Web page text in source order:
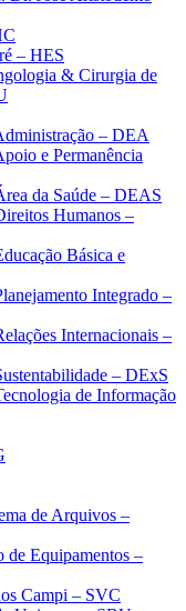
– HES
& Cirurgia de
– DEA
e Permanência
da Saúde – DEAS
Humanos –
Básica e
Integrado –
Internacionais –
– DExS
de Informação
de Arquivos –
de Equipamentos –
Campi – SVC